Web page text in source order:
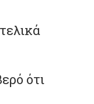
ότι